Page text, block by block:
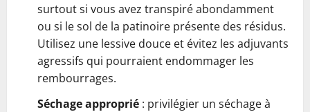
surtout si vous avez transpiré abondamment
ou si le sol de la patinoire présente des résidus.
Utilisez une lessive douce et évitez les adjuvants
agressifs qui pourraient endommager les
rembourrages.
Séchage approprié : privilégier un séchage à